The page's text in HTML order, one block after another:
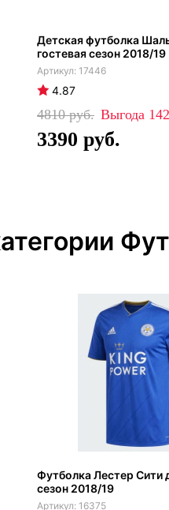
Детская футболка
гостевая сезон 2018/19
17446
4.87
4810
3390
Футболка Лестер Сити
сезон 2018/19
16375